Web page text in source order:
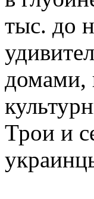
тыс. до
домами,
Трои и